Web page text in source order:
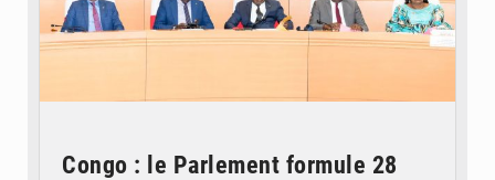
Congo : le Parlement formule 28